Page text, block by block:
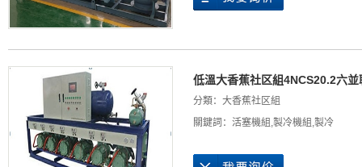
低溫大香蕉社区組4NCS20.2六並
分類： 大香蕉社区組
關鍵詞： 活塞機組 ,製冷機組 ,製冷